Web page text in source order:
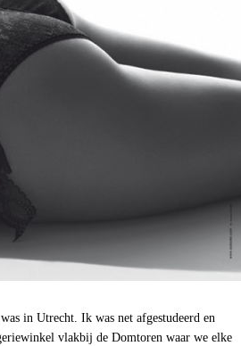
in Utrecht. Ik was net afgestudeerd en
vlakbij de Domtoren waar we elke